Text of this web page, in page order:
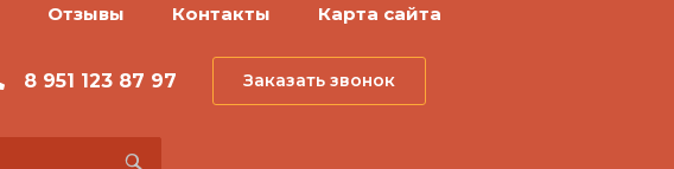
Отзывы Контакты Карта сайта
8 951 123 87 97 Заказать звонок